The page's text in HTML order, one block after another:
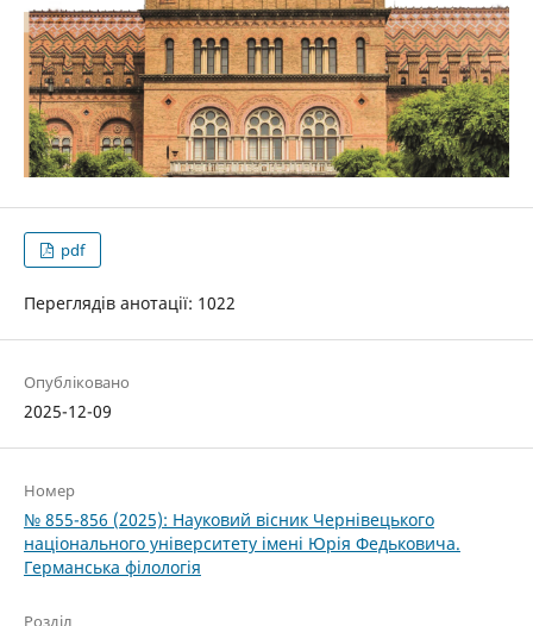
pdf
Переглядів анотації: 1022
Опубліковано
2025-12-09
Номер
№ 855-856 (2025): Науковий вісник Чернівецького
національного університету імені Юрія Федьковича.
Германська філологія
Розділ